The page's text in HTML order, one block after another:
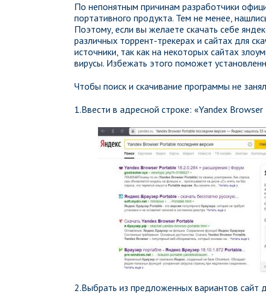
По непонятным причинам разработчики
портативного продукта. Тем не менее,
Поэтому, если вы желаете скачать себе
различных торрент-трекерах и сайтах для
источники, так как на некоторых сайтах
вирусы. Избежать этого поможет
Чтобы поиск и скачивание программы не
1.Ввести в адресной строке: «Yandex
2.Выбрать из предложенных вариантов сайт